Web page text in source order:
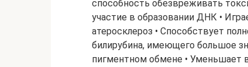
способность обезвреживать
участие в образовании ДНК •
атеросклероз • Способствует
билирубина, имеющего большое
пигментном обмене • Уменьшает